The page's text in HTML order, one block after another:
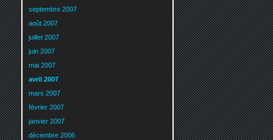
septembre 2007
août 2007
juillet 2007
juin 2007
mai 2007
avril 2007
mars 2007
février 2007
janvier 2007
décembre 2006